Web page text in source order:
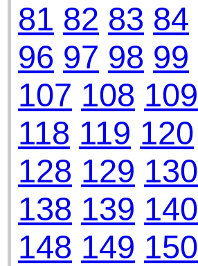
81 82 83 84
96 97 98 99
107 108 109
118 119 120
128 129 130
138 139 140
148 149 150